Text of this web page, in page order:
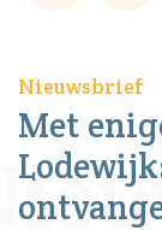
Nieuwsbrief
Met